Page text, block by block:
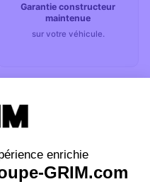
Garantie constructeur
maintenue
sur votre véhicule.